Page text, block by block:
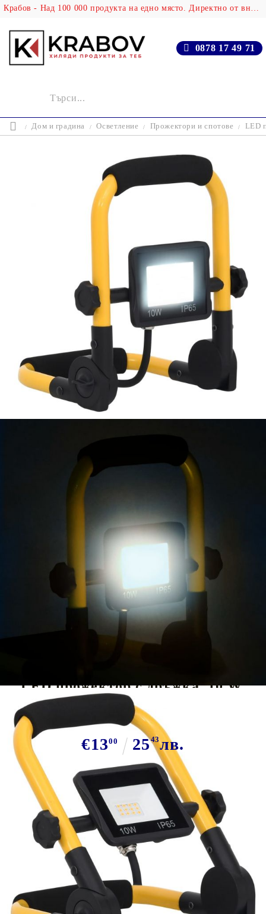
Крабов - Над 100 000 продукта на едно място. Директно от вносителя!
0878 17 49 71
Дом и градина Осветление Прожектори и спотове LED
Сподели Tweet
LED прожектор с дръжка, 10 W,
студено бяло
€1300 2543лв.
В наличност: 16 бр.
Време за доставка: 5 до 9 дни
Безплатна доставка до адрес при плащане по банков път
Цвят:
Черно и жълто
Материал:
Алуминий, стъкло, стомана